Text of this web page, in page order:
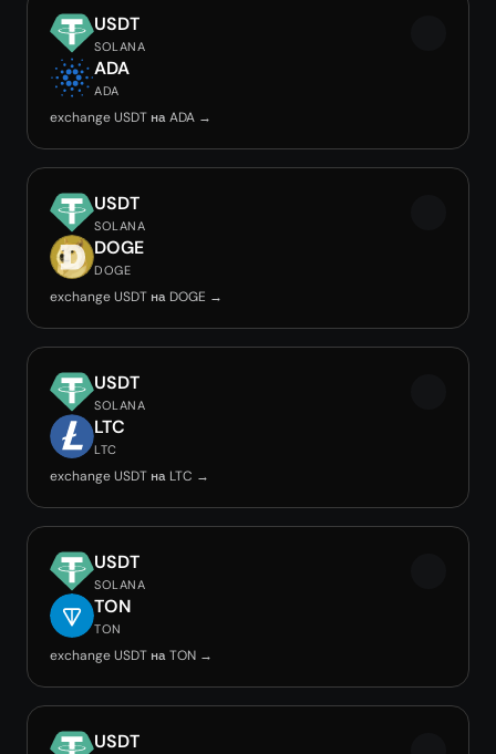
USDT
SOLANA
ADA
ADA
exchange USDT на ADA →
USDT
SOLANA
DOGE
DOGE
exchange USDT на DOGE →
USDT
SOLANA
LTC
LTC
exchange USDT на LTC →
USDT
SOLANA
TON
TON
exchange USDT на TON →
USDT